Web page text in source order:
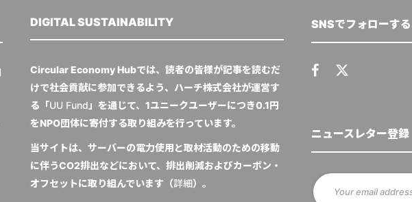
DIGITAL SUSTAINABILITY
Circular Economy Hubでは、読者の皆様が記事を読むだ
けで社会貢献に参加できるよう、ハーチ株式会社が運営す
る「UU Fund」を通じて、1ユニークユーザーにつき0.1円
をNPO団体に寄付する取り組みを行っています。
当サイトは、サーバーの電力使用と取材活動のための移動
に伴うCO2排出などにおいて、排出削減およびカーボン・
オフセットに取り組んでいます（詳細）。
SNSでフォローする
ニュースレター登録